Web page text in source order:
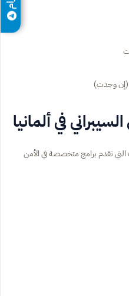
(إن وجدت)
في ألمانيا
تقدم برامج متخصصة في الأمن